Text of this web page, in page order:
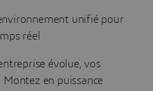
unifié pour
réel
évolue, vos
en puissance